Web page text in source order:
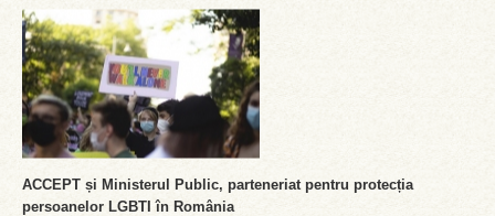
ACCEPT și Ministerul Public, parteneriat pentru protecția
persoanelor LGBTI în România